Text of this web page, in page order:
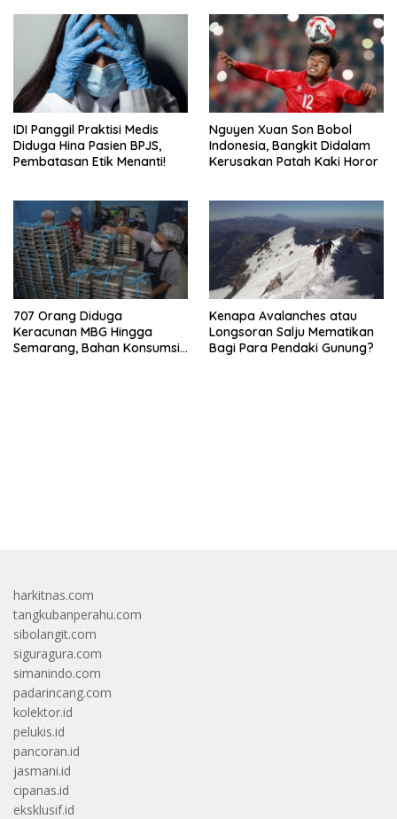
IDI Panggil Praktisi Medis
Diduga Hina Pasien BPJS,
Pembatasan Etik Menanti!
Nguyen Xuan Son Bobol
Indonesia, Bangkit Didalam
Kerusakan Patah Kaki Horor
707 Orang Diduga
Keracunan MBG Hingga
Semarang, Bahan Konsumsi
Kenapa Avalanches atau
Longsoran Salju Mematikan
Bagi Para Pendaki Gunung?
harkitnas.com
tangkubanperahu.com
sibolangit.com
siguragura.com
simanindo.com
padarincang.com
kolektor.id
pelukis.id
pancoran.id
jasmani.id
cipanas.id
eksklusif.id